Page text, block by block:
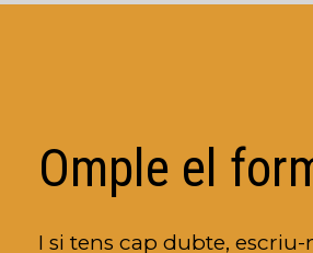
Omple el
I si tens cap dubte, escriu-